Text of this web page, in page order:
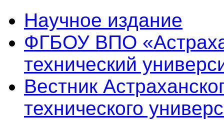
Научное издание
ФГБОУ ВПО
технический
Вестник
технического